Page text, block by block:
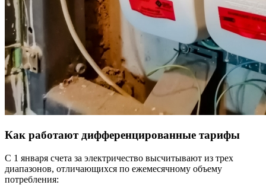
Как работают дифференцированные тарифы
С 1 января счета за электричество высчитывают из трех
диапазонов, отличающихся по ежемесячному объему
потребления: